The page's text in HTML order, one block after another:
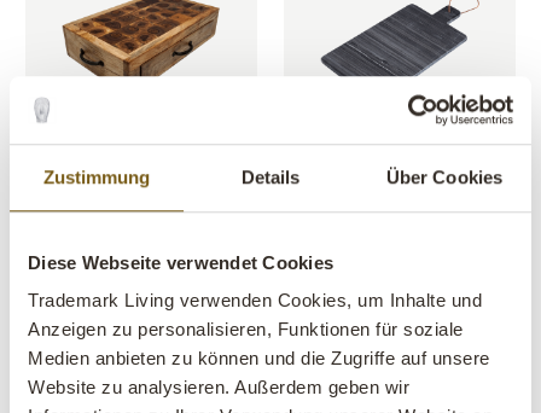
Zustimmung Details Über Cookies
Diese Webseite verwendet Cookies
Trademark Living verwenden Cookies, um Inhalte und
Anzeigen zu personalisieren, Funktionen für soziale
Medien anbieten zu können und die Zugriffe auf unsere
Website zu analysieren. Außerdem geben wir
Food Schneidebrett mit
Allan Tapasplatte aus Marmor